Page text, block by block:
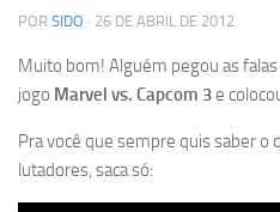
POR SIDO · 26 DE ABRIL DE 2012
Muito bom! Alguém pegou as
jogo Marvel vs. Capcom 3e
Pra você que sempre quis saber o
lutadores, saca só: